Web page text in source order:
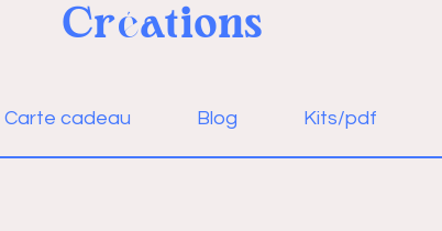
Créations
Carte cadeau Blog Kits/pdf